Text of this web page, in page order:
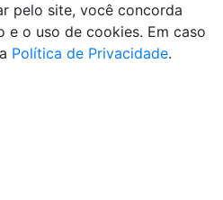
pelo site, você concorda
e o uso de cookies. Em caso
Política de Privacidade.